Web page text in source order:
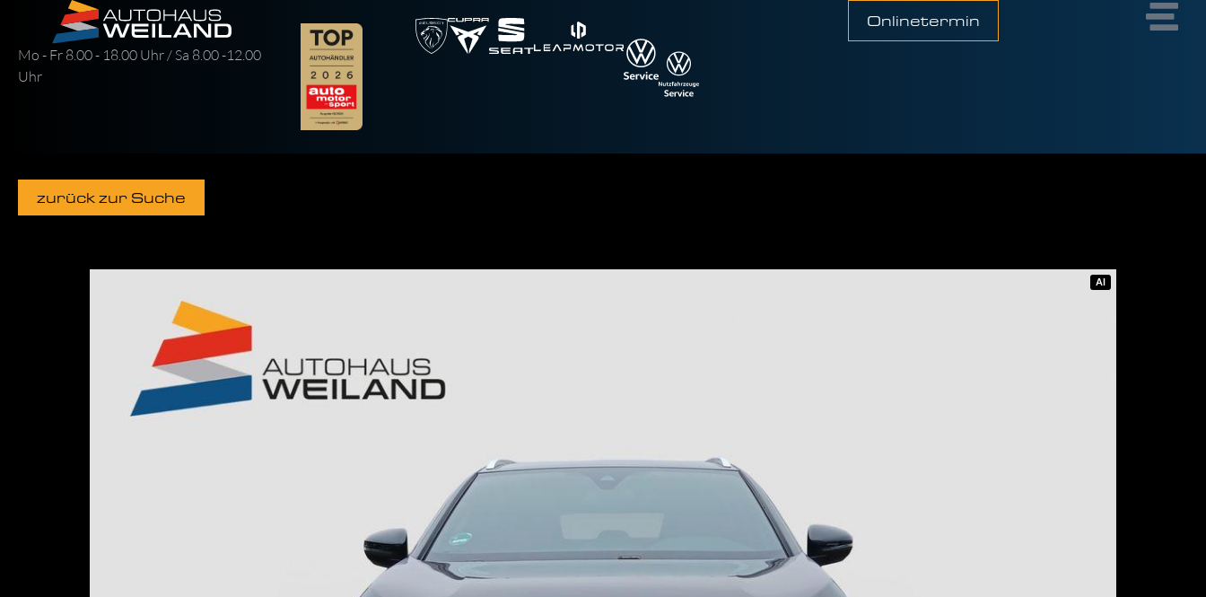
Mo - Fr 8.00 - 18.00 Uhr / Sa 8.00 -12.00
Uhr
Onlinetermin
zurück zur Suche
AI